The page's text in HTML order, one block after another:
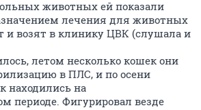
животных ей показали
лечения для животных
и возят в клинику ЦВК (слушала и
летом несколько кошек они
в ПЛС, и по осени
находились на
периоде. Фигурировал везде